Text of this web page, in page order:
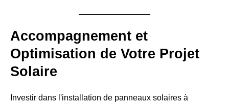
Accompagnement et
Optimisation de Votre Projet
Solaire
Investir dans l'installation de panneaux solaires à